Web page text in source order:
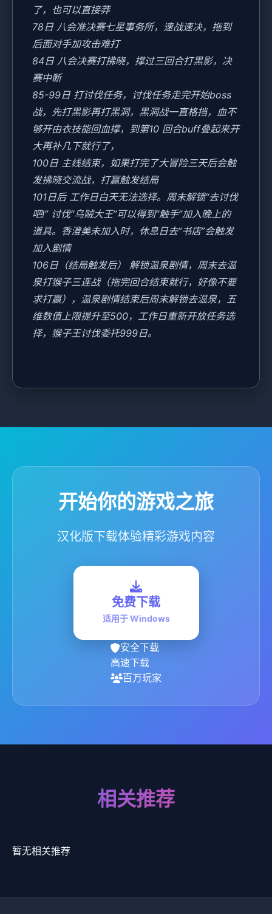
了，也可以直接莽
78日 八会准决赛七星事务所，速战速决，拖到
后面对手加攻击难打
84日 八会决赛打拂晓，撑过三回合打黑影，决
赛中断
85-99日 打讨伐任务，讨伐任务走完开始boss
战，先打黑影再打黑洞，黑洞战一直格挡，血不
够开由衣技能回血撑，到第10 回合buff叠起来开
大再补几下就行了，
100日 主线结束，如果打完了大冒险三天后会触
发拂晓交流战，打赢触发结局
101日后 工作日白天无法选择。周末解锁“去讨伐
吧!” 讨伐“乌贼大王”可以得到“触手”加入晚上的
道具。香澄美未加入时，休息日去“书店”会触发
加入剧情
106日（结局触发后） 解锁温泉剧情，周末去温
泉打猴子三连战（拖完回合结束就行，好像不要
求打赢），温泉剧情结束后周末解锁去温泉，五
维数值上限提升至500，工作日重新开放任务选
择，猴子王讨伐委托999日。
开始你的游戏之旅
汉化版下载体验精彩游戏内容
免费下载
适用于 Windows
安全下载
高速下载
百万玩家
相关推荐
暂无相关推荐